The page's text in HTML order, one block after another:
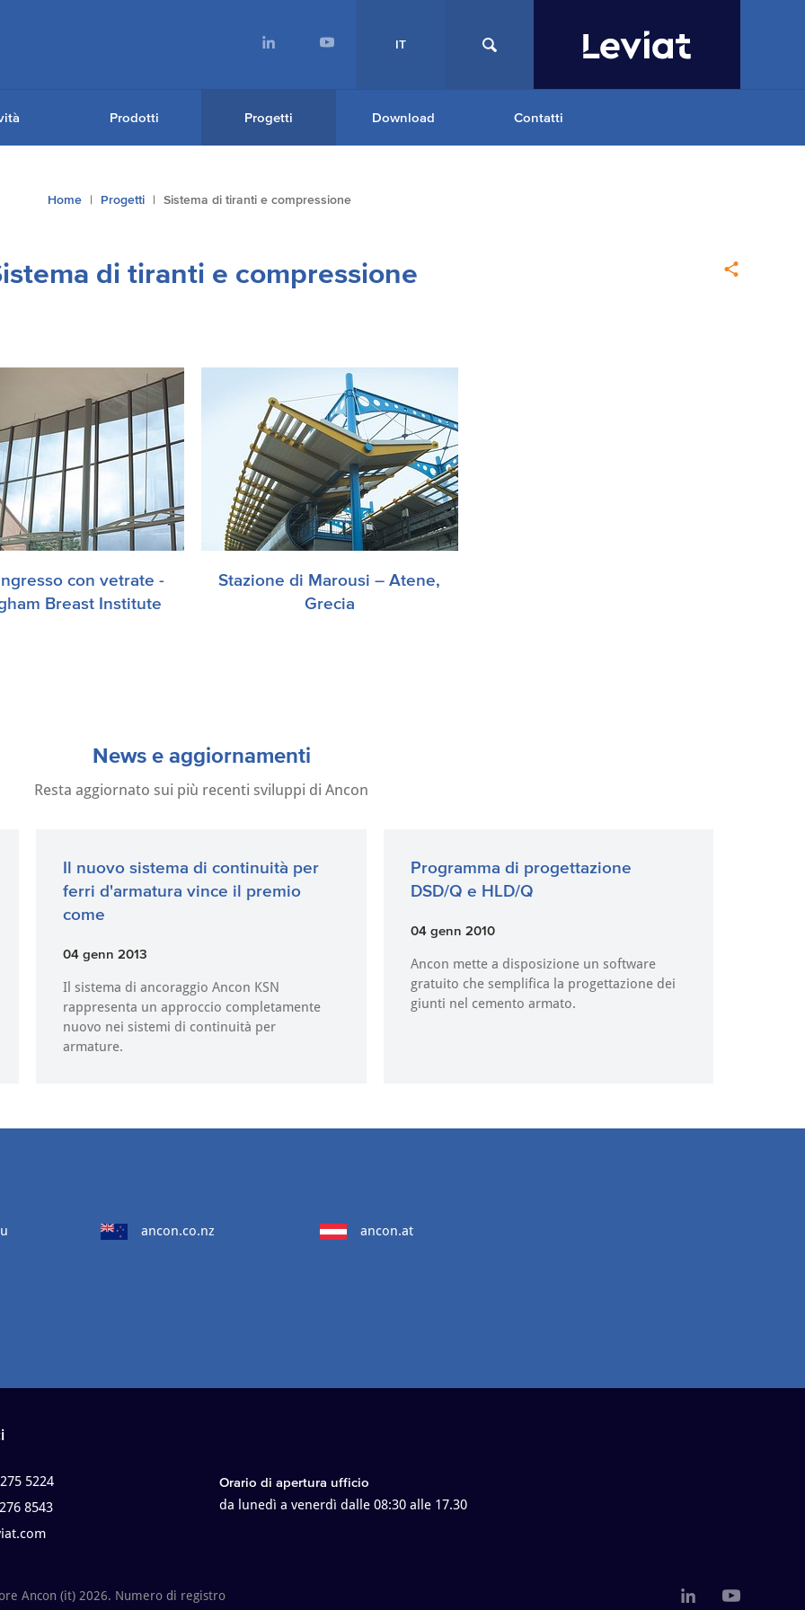
IT
Prodotti Progetti Download Contatti
Home Progetti Sistema di tiranti e compressione
di tiranti e compressione
di tiranti Ancon è
nell’atrio in vetro
con vetrate -
Breast Institute
I tiranti Ancon sono stati
utilizzati per sostenere le
Stazione di Marousi – Atene,
Grecia
News e aggiornamenti
Resta aggiornato sui più recenti sviluppi di Ancon
Il nuovo sistema di continuità per
ferri d'armatura vince il premio
come
04 genn 2013
Il sistema di ancoraggio Ancon KSN
rappresenta un approccio completamente
nuovo nei sistemi di continuità per
armature.
Programma di progettazione
DSD/Q e HLD/Q
04 genn 2010
Ancon mette a disposizione un software
gratuito che semplifica la progettazione dei
giunti nel cemento armato.
ancon.co.nz ancon.at
5224
8543
Orario di apertura ufficio
da lunedì a venerdì dalle 08:30 alle 17.30
Ancon (it) 2026. Numero di registro